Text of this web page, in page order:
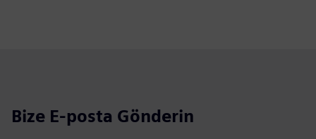
Bize E-posta Gönderin